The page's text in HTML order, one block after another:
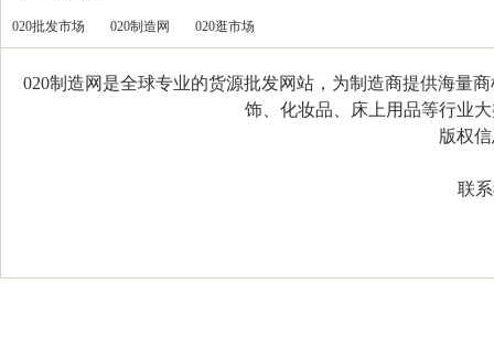
020批发市场 020制造网 020逛市场
020制造网是全球专业的货源批发网站，为制造商提供海量
饰、化妆品、床上用品等行业
版权信
联